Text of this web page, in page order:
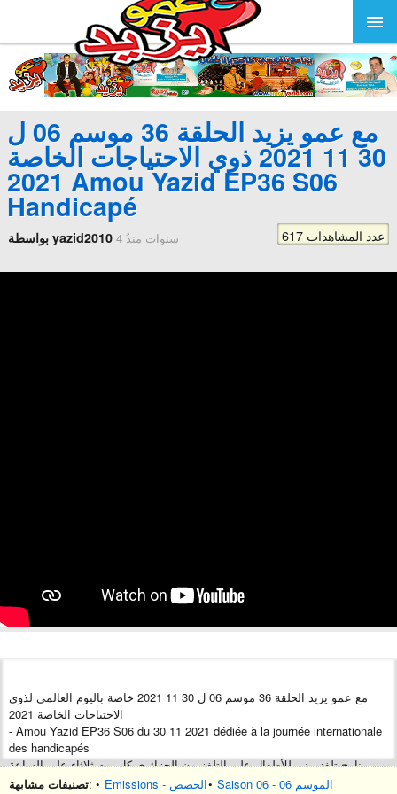
مع عمو يزيد الحلقة 36 موسم 06 ل
30 11 2021 ذوي الاحتياجات الخاصة
2021 Amou Yazid EP36 S06
Handicapé
بواسطة yazid2010 4 سنوات منذُ 617 عدد المشاهدات
مع عمو يزيد الحلقة 36 موسم 06 ل 30 11 2021 خاصة باليوم العالمي لذوي
الاحتياجات الخاصة 2021
- Amou Yazid EP36 S06 du 30 11 2021 dédiée à la journée internationale
des handicapés
برنامج تلفزيوني للأطفال على التلفزيون الجزائري كل يوم ثلاثاء على الساعة
16:30 على القناة الأرضية و
تصنيفات مشابهة: • Emissions - الحصص• Saison 06 - الموسم 06